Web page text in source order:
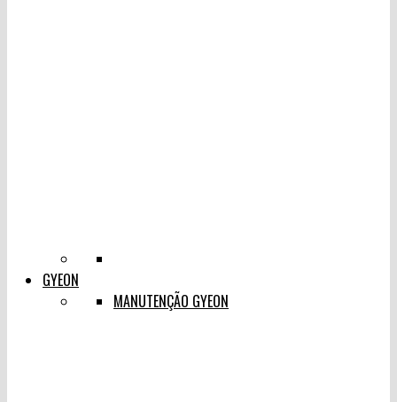
GYEON
MANUTENÇÃO GYEON